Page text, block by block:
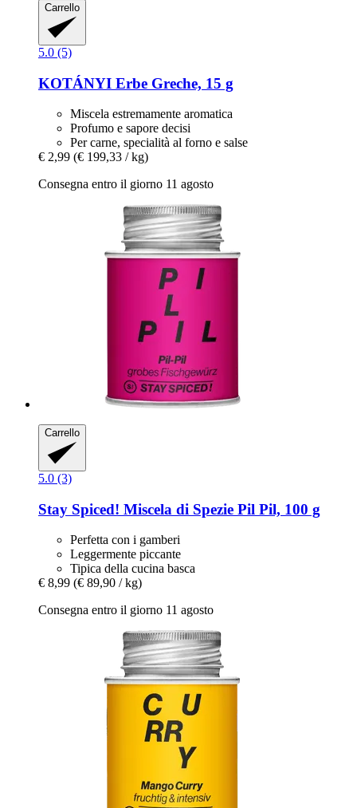
Carrello
5.0 (5)
KOTÁNYI Erbe Greche, 15 g
Miscela estremamente aromatica
Profumo e sapore decisi
Per carne, specialità al forno e salse
€ 2,99 (€ 199,33 / kg)
Consegna entro il giorno 11 agosto
Carrello
5.0 (3)
Stay Spiced! Miscela di Spezie Pil Pil, 100 g
Perfetta con i gamberi
Leggermente piccante
Tipica della cucina basca
€ 8,99 (€ 89,90 / kg)
Consegna entro il giorno 11 agosto